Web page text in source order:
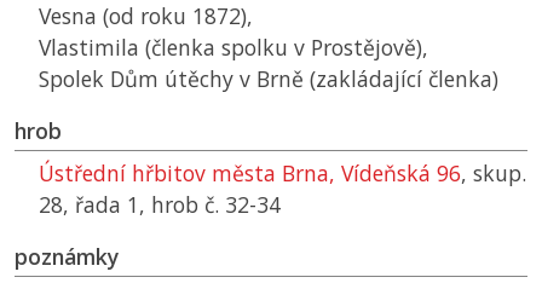
Vesna (od roku 1872),
Vlastimila (členka spolku v Prostějově),
Spolek Dům útěchy v Brně (zakládající členka)
hrob
Ústřední hřbitov města Brna, Vídeňská 96, skup.
28, řada 1, hrob č. 32-34
poznámky